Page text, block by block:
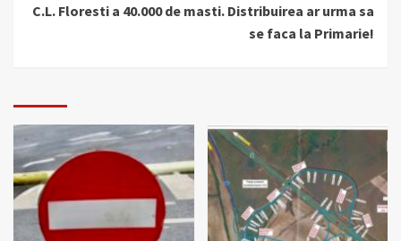
C.L. Floresti a 40.000 de masti. Distribuirea ar urma sa
se faca la Primarie!